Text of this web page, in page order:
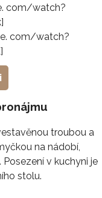
com/watch?
com/watch?
troubou a
na nádobí,
v kuchyni je
stolu.